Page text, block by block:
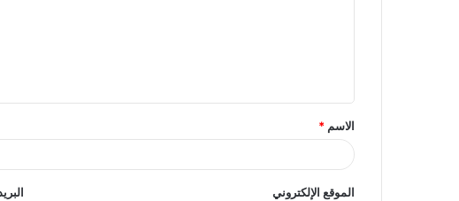
ق
*
الاسم *
الموقع الإلكتروني